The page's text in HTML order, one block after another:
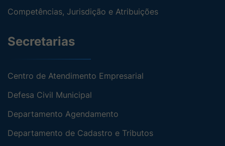
Competências, Jurisdição e Atribuições
Secretarias
Centro de Atendimento Empresarial
Defesa Civil Municipal
Departamento Agendamento
Departamento de Cadastro e Tributos